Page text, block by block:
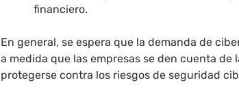
financiero.
En general, se espera que la demanda de
a medida que las empresas se den cuenta de
protegerse contra los riesgos de seguridad